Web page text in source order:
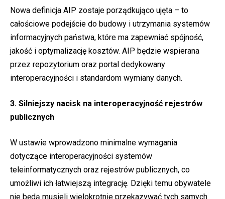
Nowa definicja AIP zostaje porządkująco ujęta – to
całościowe podejście do budowy i utrzymania systemów
informacyjnych państwa, które ma zapewniać spójność,
jakość i optymalizację kosztów. AIP będzie wspierana
przez repozytorium oraz portal dedykowany
interoperacyjności i standardom wymiany danych.
3. Silniejszy nacisk na interoperacyjność rejestrów
publicznych
W ustawie wprowadzono minimalne wymagania
dotyczące interoperacyjności systemów
teleinformatycznych oraz rejestrów publicznych, co
umożliwi ich łatwiejszą integrację. Dzięki temu obywatele
nie będą musieli wielokrotnie przekazywać tych samych